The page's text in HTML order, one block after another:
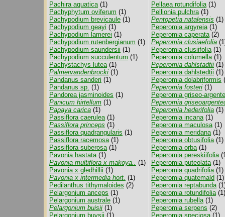
Pachira aquatica(1)
Pachyphytum oviferum (1)
Pachypodium brevicaule (1)
Pachypodium geayi (1)
Pachypodium lamerei (1)
Pachypodium rutenbergianum (1)
Pachypodium saundersii (1)
Pachypodium succulentum (1)
Pachystachys lutea(1)
Palmervandenbrocki (1)
Pandanus sanderi (1)
Pandanus sp. (1)
Pandorea jasminoides (1)
Panicum hirtellum (1)
Papaya carica (1)
Passiflora caerulea(1)
Passiflora princeps (1)
Passiflora quadrangularis (1)
Passiflora racemosa(1)
Passiflora suberosa(1)
Pavonia hastata(1)
Pavonia multiflora x makoya.. (1)
Pavonia x gledhillii (1)
Pavonia x intermedia hort. (1)
Pedilanthus tithymaloides (2)
Pelargonium anceps (1)
Pelargonium australe (1)
Pelargonium buisii (1)
Pelargonium buysii (1)
Pellaea rotundifolia(1)
Pellionia pulchra(1)
Pentopetia natalensis (1)
Peperomia argyreia(1)
Peperomia caperata(2)
Peperomia clusiaefolia
Peperomia clusiifolia(1)
Peperomia columella(1)
Peperomia dahlstadtii (1)
Peperomia dahlstedtii (1)
Peperomia dolabriformis
Peperomia fosteri (1)
Peperomia griseo-
Peperomia
Peperomia hederifolia (1)
Peperomia incana(1)
Peperomia maculosa(1)
Peperomia meridana(1)
Peperomia obtusifolia(1)
Peperomia orba(1)
Peperomia pereskiifolia
Peperomia puteolata(1)
Peperomia quadrifolia(1)
Peperomia quatemald (1)
Peperomia reptabunda
Peperomia rotundifolia(1)
Peperomia rubella(1)
Peperomia serpens (2)
Peperomia speciosa(1)